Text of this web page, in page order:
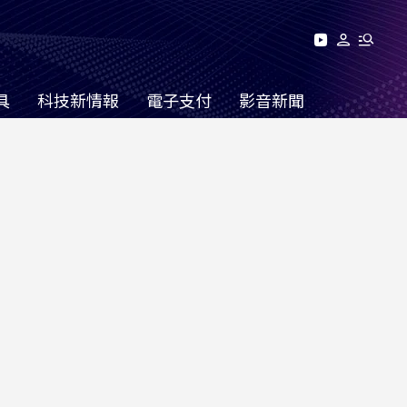
科技新情報 電子支付 影音新聞